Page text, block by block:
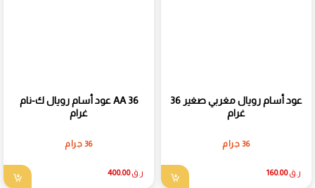
عود أسام رويال مغربي صغير 36
غرام
36 جرام
ر.ق160.00
عود أسام رويال ك-نام AA 36
غرام
36 جرام
ر.ق400.00